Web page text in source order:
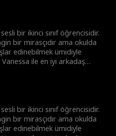
bir ikinci sınıf öğrencisidir.
bir mirasçıdır ama okulda
edinebilmek ümidiyle
ile en iyi arkadaş
Vanessa, suçlu
onun ses dublörü
Ama Ivy, erkek arkadaşının
aldatırken yakaladığında
başlar! Kalbi kırık ve
bir ikinci sınıf öğrencisidir.
bir mirasçıdır ama okulda
edinebilmek ümidiyle